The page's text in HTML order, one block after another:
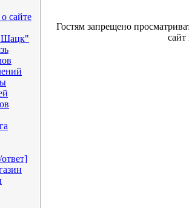
сайте
Гостям запрещено
сайт